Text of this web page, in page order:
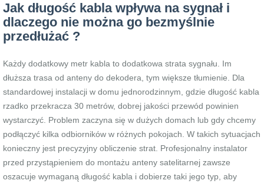
Jak długość kabla wpływa na sygnał i
dlaczego nie można go bezmyślnie
przedłużać ?
Każdy dodatkowy metr kabla to dodatkowa strata sygnału. Im
dłuższa trasa od anteny do dekodera, tym większe tłumienie. Dla
standardowej instalacji w domu jednorodzinnym, gdzie długość kabla
rzadko przekracza 30 metrów, dobrej jakości przewód powinien
wystarczyć. Problem zaczyna się w dużych domach lub gdy chcemy
podłączyć kilka odbiorników w różnych pokojach. W takich sytuacjach
konieczny jest precyzyjny obliczenie strat. Profesjonalny instalator
przed przystąpieniem do montażu anteny satelitarnej zawsze
oszacuje wymaganą długość kabla i dobierze taki jego typ, aby